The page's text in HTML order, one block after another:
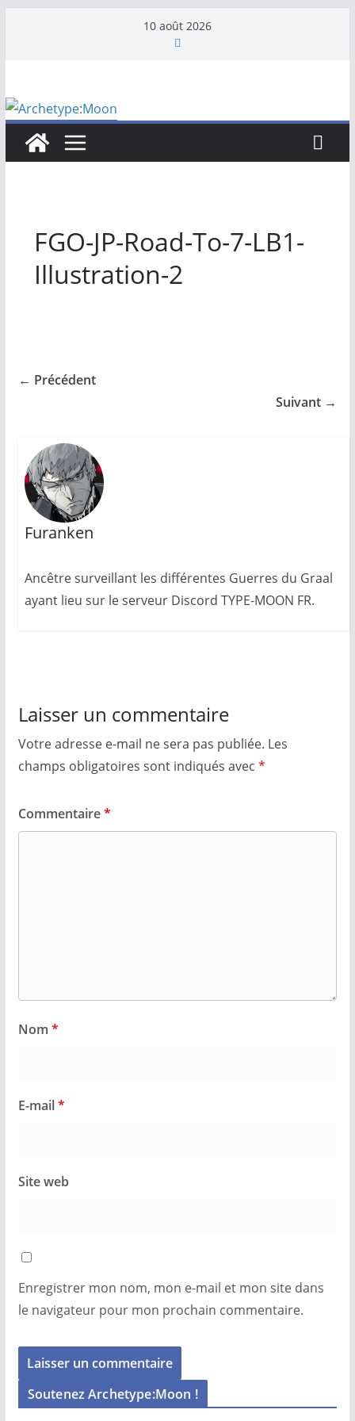
10 août 2026
FGO-JP-Road-To-7-LB1-
Illustration-2
← Précédent
Suivant →
Furanken
Ancêtre surveillant les différentes Guerres du Graal
ayant lieu sur le serveur Discord TYPE-MOON FR.
Laisser un commentaire
Votre adresse e-mail ne sera pas publiée. Les
champs obligatoires sont indiqués avec *
Commentaire*
Nom *
E-mail*
Site web
Enregistrer mon nom, mon e-mail et mon site dans
le navigateur pour mon prochain commentaire.
Soutenez Archetype:Moon !